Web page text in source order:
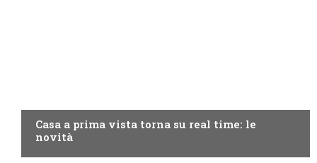
Casa a prima vista torna su real time: le
novità